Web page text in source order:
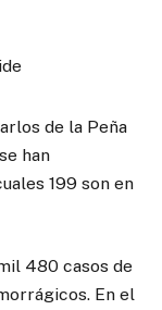
de la Peña
han
199 son en
480 casos de
En el